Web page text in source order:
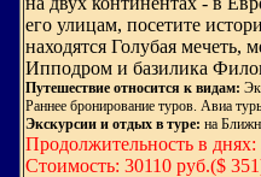
его улицам, посетите
находятся Голубая мечеть,
Ипподром и базилика
Путешествие относится к видам:
Раннее бронирование туров. Авиа
Экскурсии и отдых в туре: на
Продолжительность в днях:
Стоимость: 30110 руб.($